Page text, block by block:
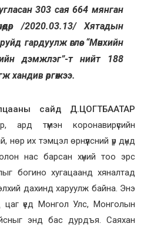
303 сая 664 мянган
/2020.03.13/ Хятадын
гардуулж өглөө. “Мөнхийн
дэмжлэг”-т нийт 188
хандив өргөжээ.
сайд Д.ЦОГТБААТАР
ард түмэн коронавирүсийн
их тэмцэл өрнүүлсний үр дүнд
нас барсан хүний тоо эрс
богино хугацаанд хяналтад
дахинд харуулж байна. Энэ
цаг үед Монгол Улс, Монголын
энд бас дурдъя. Саяхан